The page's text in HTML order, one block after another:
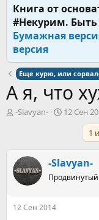
Книга от
#Некурим.
Бумажная
версия
Еще курю, или
А я, что
А
т
е
-Slavyan-
Д
а
ч
12 Сен
1
-Slavyan-
Продвинутый
12 Сен 2014